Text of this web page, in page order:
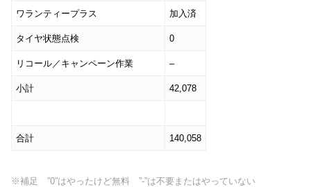
ワランティープラス 加入済
タイヤ状態点検 0
リコール／キャンペーン作業 –
小計 42,078
合計 140,058
※補足 ”0”はやったけど無料 ”‐”は不要またはやっていない